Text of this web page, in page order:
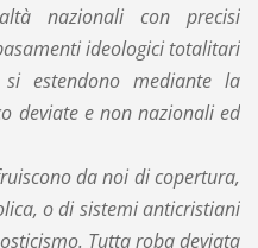
nazionali con precisi
ideologici totalitari
estendono mediante la
deviate e non nazionali ed
da noi di copertura,
o di sistemi anticristiani
Tutta roba deviata